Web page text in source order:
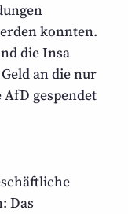
konnten.
die Insa
an die nur
gespendet
Das